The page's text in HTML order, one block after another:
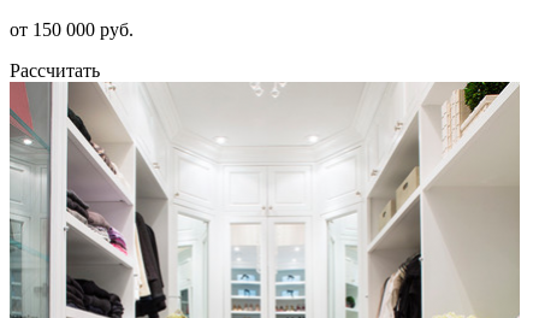
от 150 000 руб.
Рассчитать